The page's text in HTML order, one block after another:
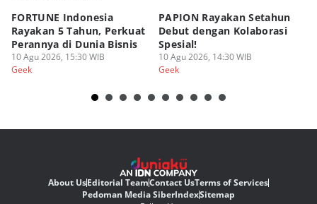
FORTUNE Indonesia
Rayakan 5 Tahun, Perkuat
Perannya di Dunia Bisnis
10 Agu 2026, 15:30 WIB
Geek
PAPION Rayakan Setahun
Debut dengan Kolaborasi
Spesial!
10 Agu 2026, 14:30 WIB
Geek
About UsEditorial TeamContact UsTerms of Services
Pedoman Media SiberIndexSitemap